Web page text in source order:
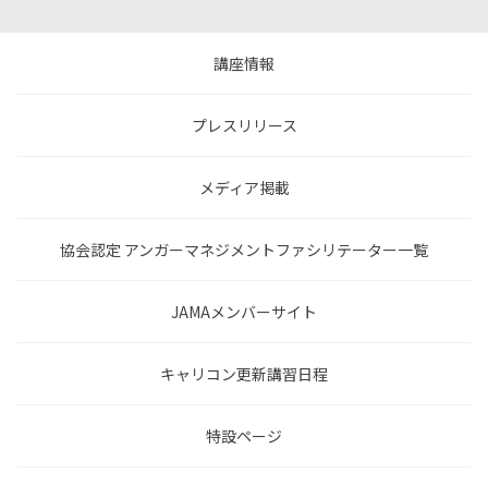
講座情報
プレスリリース
メディア掲載
協会認定 アンガーマネジメントファシリテーター一覧
JAMAメンバーサイト
キャリコン更新講習日程
特設ページ